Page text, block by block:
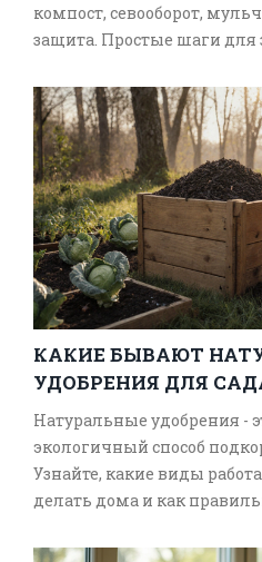
компост, севооборот,
защита. Простые шаги для
КАКИЕ БЫВАЮТ
УДОБРЕНИЯ ДЛЯ
Натуральные удобрения -
экологичный способ
Узнайте, какие виды
делать дома и как